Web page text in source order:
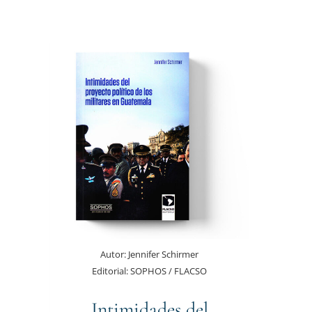
Autor: Jennifer Schirmer
Editorial:SOPHOS / FLACSO